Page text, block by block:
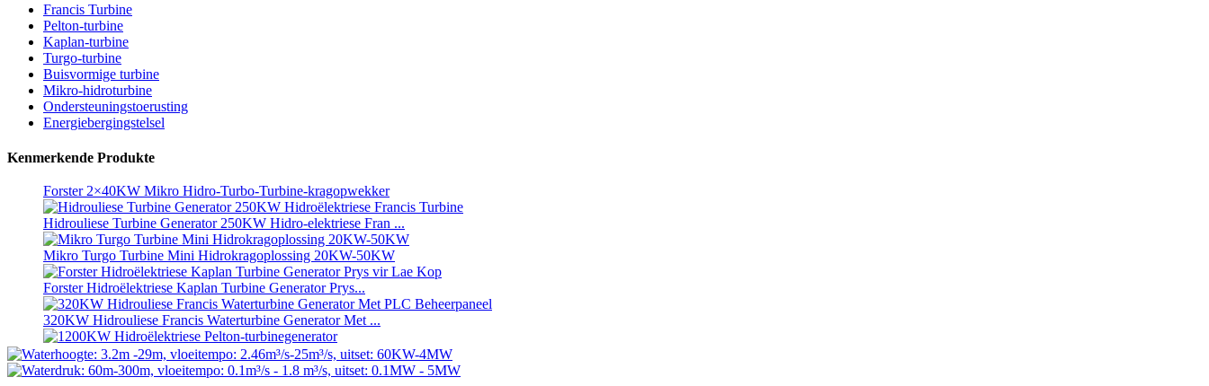
Francis Turbine
Pelton-turbine
Kaplan-turbine
Turgo-turbine
Buisvormige turbine
Mikro-hidroturbine
Ondersteuningstoerusting
Energiebergingstelsel
Kenmerkende Produkte
Alternatiewe Energie Hidroëlektriese Generator 500KW Fra ...
Lae Siviele Konstruksiekoste Hoë Doeltreffendheid Lae Heat ...
20 voet 250 kWh 582 kWh gekontainerde litium-ioon battery...
Klein 10kW 12kW 15kW 20kW Mikro Hidro Vaste Lem Ka...
Forster 2×40KW Mikro Hidro-Turbo-Turbine-kragopwekker
Hidrouliese Turbine Generator 250KW Hidro-elektriese Fran ...
Mikro Turgo Turbine Mini Hidrokragoplossing 20KW-50KW
Forster Hidroëlektriese Kaplan Turbine Generator Prys...
320KW Hidrouliese Francis Waterturbine Generator Met ...
1200KW Hidroëlektriese Pelton-turbinegenerator